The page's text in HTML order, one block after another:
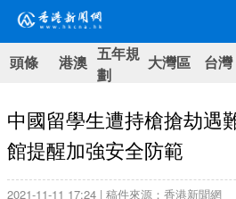
頭條 港澳 五年規
劃
大灣區 台灣
中國留學生遭持槍搶劫遇
館提醒加強安全防範
2021-11-11 17:24 | 稿件來源：香港新聞網